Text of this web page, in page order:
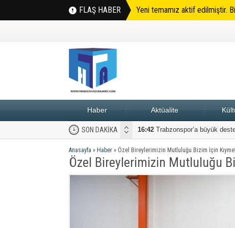
FLAŞ HABER Yeni temamız aktif edilmiştir.
Haber Aktüalite
SON DAKİKA 16:42 Trabzonspor’a büyük
08:45 TRABZONSPOR BU
Anasayfa » Haber » Özel Bireylerimizin Mutluluğu Bizim İçin
Özel Bireylerimizin Mutluluğu